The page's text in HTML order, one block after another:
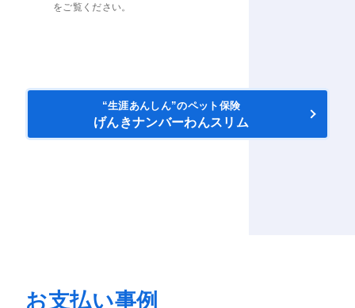
をご覧ください。
“生涯あんしん”のペット保険
げんきナンバーわんスリム
お支払い事例